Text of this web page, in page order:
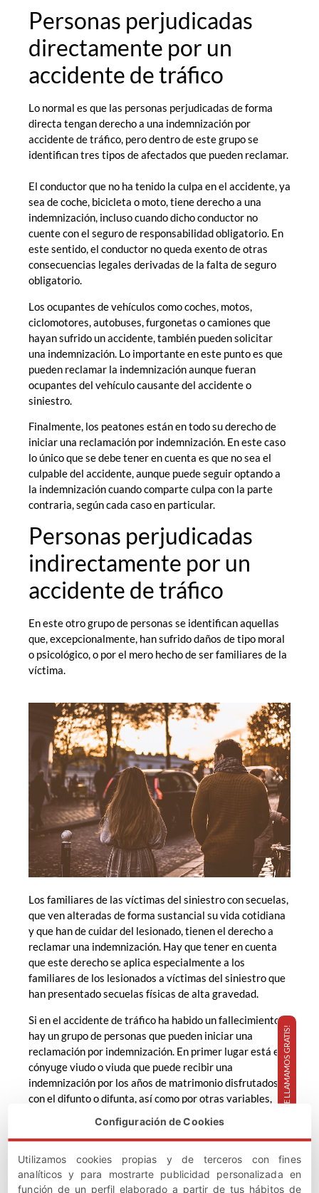
Personas perjudicadas
directamente por un
accidente de tráfico
Lo normal es que las personas perjudicadas de forma
directa tengan derecho a una indemnización por
accidente de tráfico, pero dentro de este grupo se
identifican tres tipos de afectados que pueden reclamar.
El conductor que no ha tenido la culpa en el accidente, ya
sea de coche, bicicleta o moto, tiene derecho a una
indemnización, incluso cuando dicho conductor no
cuente con el seguro de responsabilidad obligatorio. En
este sentido, el conductor no queda exento de otras
consecuencias legales derivadas de la falta de seguro
obligatorio.
Los ocupantes de vehículos como coches, motos,
ciclomotores, autobuses, furgonetas o camiones que
hayan sufrido un accidente, también pueden solicitar
una indemnización. Lo importante en este punto es que
pueden reclamar la indemnización aunque fueran
ocupantes del vehículo causante del accidente o
siniestro.
Finalmente, los peatones están en todo su derecho de
iniciar una reclamación por indemnización. En este caso
lo único que se debe tener en cuenta es que no sea el
culpable del accidente, aunque puede seguir optando a
la indemnización cuando comparte culpa con la parte
contraria, según cada caso en particular.
Personas perjudicadas
indirectamente por un
accidente de tráfico
En este otro grupo de personas se identifican aquellas
que, excepcionalmente, han sufrido daños de tipo moral
o psicológico, o por el mero hecho de ser familiares de la
víctima.
Los familiares de las víctimas del siniestro con secuelas,
que ven alteradas de forma sustancial su vida cotidiana
y que han de cuidar del lesionado, tienen el derecho a
reclamar una indemnización. Hay que tener en cuenta
que este derecho se aplica especialmente a los
familiares de los lesionados a víctimas del siniestro que
han presentado secuelas físicas de alta gravedad.
Si en el accidente de tráfico ha habido un fallecimiento
hay un grupo de personas que pueden iniciar una
reclamación por indemnización. En primer lugar está el
cónyuge viudo o viuda que puede recibir una
indemnización por los años de matrimonio disfrutados
con el difunto o difunta, así como por otras variables,
obtendrá en el futuro.
Los descendientes del fallecido también pueden recibir
una indemnización, la cual dependerá de la edad de los
hijos, entre otros conceptos, cuyo importe será mayor
¡TE LLAMAMOS GRATIS!
Configuración de Cookies
Utilizamos cookies propias y de terceros con fines
analíticos y para mostrarte publicidad personalizada en
función de un perfil elaborado a partir de tus hábitos de